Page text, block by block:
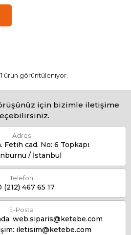
ürün görüntüleniyor.
için bizimle iletişime
Adres
Fetih cad. No: 6 Topkapı
/ İstanbul
Telefon
(212) 467 65 17
E-Posta
web.siparis@ketebe.com
iletisim@ketebe.com